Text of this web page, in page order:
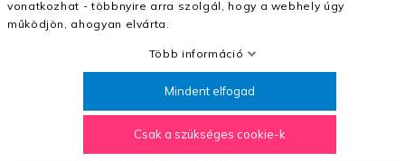
Pénzvisszatérítés:
Öntől a terméket/termékeket, vagy más futárral is
értéke eltér 0 FT-tól, nem fogadunk el. A futárnak átadott
csomagba kérjük, hogy a visszaküldés könnyebb
azonosítása érdekében tegyen egy megjegyzést, amelyre
felírja telefonszámát/rendelési számát. Az eljárás
vonatkozhat - többnyire arra szolgál, hogy a webhely úgy
működjön, ahogyan elvárta.
Több információ
Mindent elfogad
Csak a szükséges cookie-k